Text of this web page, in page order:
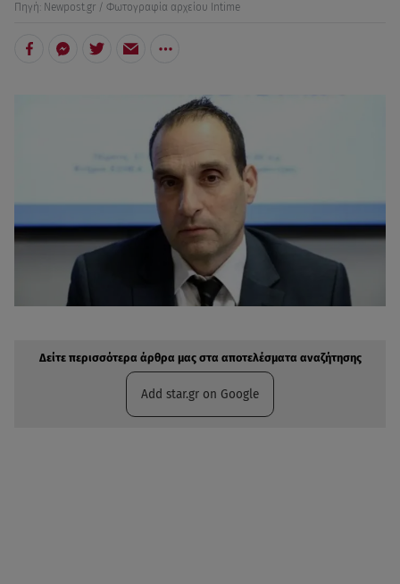
Πηγή: Νewpost.gr / Φωτογραφία αρχείου Intime
Δείτε περισσότερα άρθρα μας στα αποτελέσματα αναζήτησης
Add star.gr on Google